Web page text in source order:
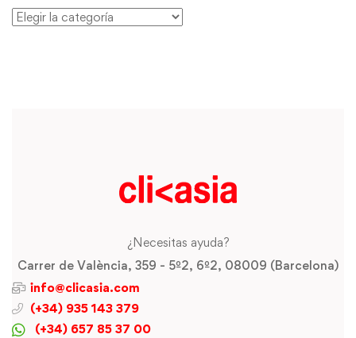
¿Necesitas ayuda?
Carrer de València, 359 - 5º2, 6º2, 08009 (Barcelona)
info@clicasia.com
(+34) 935 143 379
(+34) 657 85 37 00